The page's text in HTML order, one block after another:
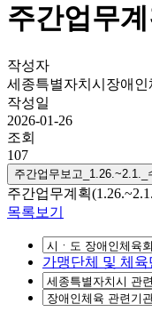
주간업무
작성자
세종특별자치시장애인
작성일
2026-01-26
조회
107
주간업무보고_1.26.~2.1._
주간업무계획
목록보기
가맹단체 및 체육